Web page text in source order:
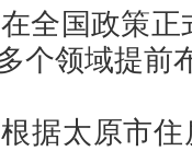
在全国政策正
个领域提前
根据太原市